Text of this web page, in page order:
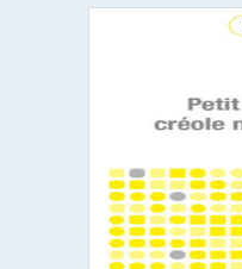
Petit guide
Visite guidée
martiniquais,
cette langue, qui
pas la notion de